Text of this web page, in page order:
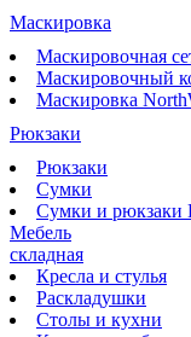
Маскировка
Маскировочная
Маскировочный
Маскировка
Рюкзаки
Рюкзаки
Сумки
Сумки и рюкзаки
Мебель
складная
Кресла и стулья
Раскладушки
Столы и кухни